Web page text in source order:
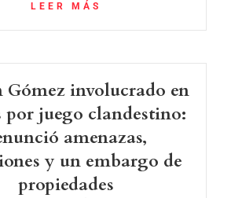
LEER MÁS
Gómez involucrado en
por juego clandestino:
amenazas,
y un embargo de
propiedades